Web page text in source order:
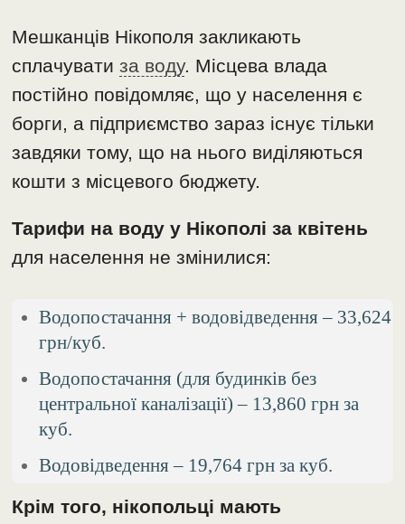
Мешканців Нікополя закликають
сплачуватиза воду. Місцева влада
постійно повідомляє, що у населення є
борги, а підприємство зараз існує тільки
завдяки тому, що на нього виділяються
кошти з місцевого бюджету.
Тарифи на воду у Нікополі за квітень
для населення не змінилися:
Водопостачання + водовідведення – 33,624
грн/куб.
Водопостачання (для будинків без
центральної каналізації) – 13,860 грн за
куб.
Водовідведення – 19,764 грн за куб.
Крім того, нікопольці мають